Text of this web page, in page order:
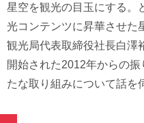
星空を観光の目玉にする。
光コンテンツに昇華させ
観光局代表取締役社長白澤
開始された2012年からの
たな取り組みについて話を